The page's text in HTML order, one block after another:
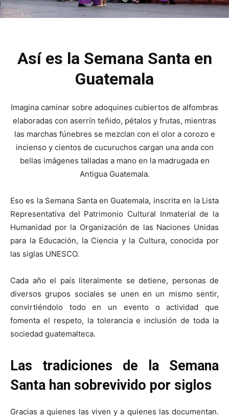
Así es la Semana Santa en
Guatemala
Imagina caminar sobre adoquines cubiertos de alfombras
elaboradas con aserrín teñido, pétalos y frutas, mientras
las marchas fúnebres se mezclan con el olor a corozo e
incienso y cientos de cucuruchos cargan una anda con
bellas imágenes talladas a mano en la madrugada en
Antigua Guatemala.
Eso es la Semana Santa en Guatemala, inscrita en la Lista
Representativa del Patrimonio Cultural Inmaterial de la
Humanidad por la Organización de las Naciones Unidas
para la Educación, la Ciencia y la Cultura, conocida por
las siglas UNESCO.
Cada año el país literalmente se detiene, personas de
diversos grupos sociales se unen en un mismo sentir,
convirtiéndolo todo en un evento o actividad que
fomenta el respeto, la tolerancia e inclusión de toda la
sociedad guatemalteca.
Las tradiciones de la Semana
Santa han sobrevivido por siglos
Gracias a quienes las viven y a quienes las documentan.